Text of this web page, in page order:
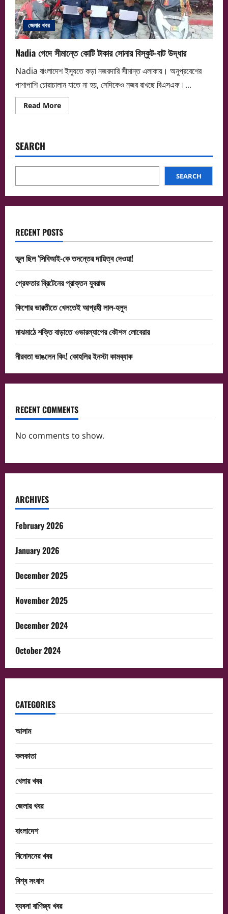
জেলার খবর
Nadia গেদে সীমান্তে কোটি টাকার সোনার বিস্কুট-বাট উদ্ধার
Nadia বাংলাদেশ ইস্যুতে কড়া নজরদারি সীমান্ত এলাকায়। অনুপ্রবেশের
পাশাপাশি চোরাচালান যাতে না হয়, সেদিকেও নজর রাখছে বিএসএফ।...
Read MoreRead
more
টাকার
বিস্কুট-
উদ্ধার
SEARCH
SEARCH
RECENT POSTS
ভুল ছিল ‘সিবিআই-কে তদন্তের দায়িত্ব দেওয়া!
গ্রেফতার ব্রিটেনের প্রাক্তন যুবরাজ
কিশোর ভারতীতে খেলতেই আগ্রহী লাল-হলুদ
মাঝমাঠে শক্তি বাড়াতে ওভারল্যাপের কৌশল লোবেরার
নীরবতা ভাঙলেন কিং! কোহলির ইনস্টা কামব্যাক
RECENT COMMENTS
No comments to show.
ARCHIVES
February 2026
January 2026
December 2025
November 2025
December 2024
October 2024
CATEGORIES
আসাম
কলকাতা
খেলার খবর
জেলার খবর
বাংলাদেশ
বিনোদনের খবর
বিশ্ব সংবাদ
ব্যবসা বাণিজ্য খবর